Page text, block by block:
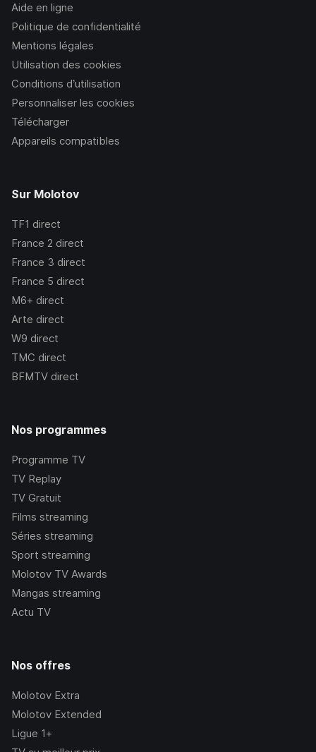
Aide en ligne
Politique de confidentialité
Mentions légales
Utilisation des cookies
Conditions d’utilisation
Personnaliser les cookies
Télécharger
Appareils compatibles
Sur Molotov
TF1 direct
France 2 direct
France 3 direct
France 5 direct
M6+ direct
Arte direct
W9 direct
TMC direct
BFMTV direct
Nos programmes
Programme TV
TV Replay
TV Gratuit
Films streaming
Séries streaming
Sport streaming
Molotov TV Awards
Mangas streaming
Actu TV
Nos offres
Molotov Extra
Molotov Extended
Ligue 1+